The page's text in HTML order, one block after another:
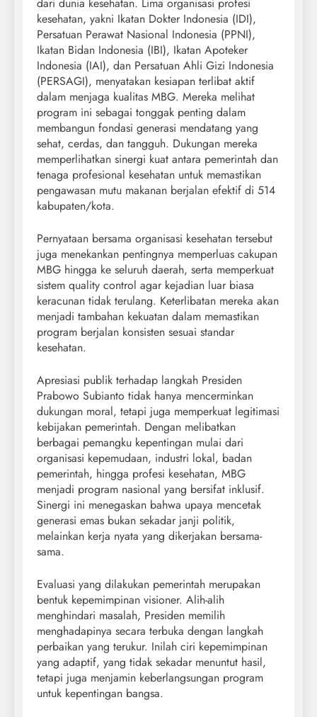
kesehatan, yakni Ikatan Dokter Indonesia (IDI),
Persatuan Perawat Nasional Indonesia (PPNI),
Ikatan Bidan Indonesia (IBI), Ikatan Apoteker
Indonesia (IAI), dan Persatuan Ahli Gizi Indonesia
(PERSAGI), menyatakan kesiapan terlibat aktif
dalam menjaga kualitas MBG. Mereka melihat
program ini sebagai tonggak penting dalam
membangun fondasi generasi mendatang yang
sehat, cerdas, dan tangguh. Dukungan mereka
memperlihatkan sinergi kuat antara pemerintah dan
tenaga profesional kesehatan untuk memastikan
pengawasan mutu makanan berjalan efektif di 514
kabupaten/kota.
Pernyataan bersama organisasi kesehatan tersebut
juga menekankan pentingnya memperluas cakupan
MBG hingga ke seluruh daerah, serta memperkuat
sistem quality control agar kejadian luar biasa
keracunan tidak terulang. Keterlibatan mereka akan
menjadi tambahan kekuatan dalam memastikan
program berjalan konsisten sesuai standar
kesehatan.
Apresiasi publik terhadap langkah Presiden
Prabowo Subianto tidak hanya mencerminkan
dukungan moral, tetapi juga memperkuat legitimasi
kebijakan pemerintah. Dengan melibatkan
berbagai pemangku kepentingan mulai dari
organisasi kepemudaan, industri lokal, badan
pemerintah, hingga profesi kesehatan, MBG
menjadi program nasional yang bersifat inklusif.
Sinergi ini menegaskan bahwa upaya mencetak
generasi emas bukan sekadar janji politik,
melainkan kerja nyata yang dikerjakan bersama-
sama.
Evaluasi yang dilakukan pemerintah merupakan
bentuk kepemimpinan visioner. Alih-alih
menghindari masalah, Presiden memilih
menghadapinya secara terbuka dengan langkah
perbaikan yang terukur. Inilah ciri kepemimpinan
yang adaptif, yang tidak sekadar menuntut hasil,
tetapi juga menjamin keberlangsungan program
untuk kepentingan bangsa.